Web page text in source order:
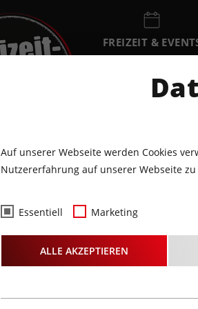
FREIZEIT &
EVENTKALENDER
Auf unserer Webseite werden Cookies
Nutzererfahrung auf unserer Webseite zu
Essentiell Marketing
ALLE AKZEPTIEREN